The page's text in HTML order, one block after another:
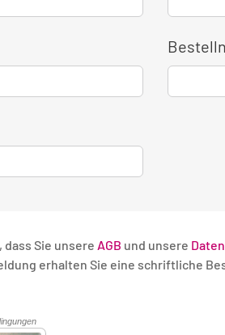
Sie unsere AGB und unsere